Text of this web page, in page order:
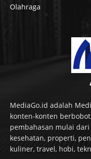
Olahraga
MediaGo.id adalah
konten-konten
pembahasan mulai
kesehatan, properti,
kuliner, travel, hobi,